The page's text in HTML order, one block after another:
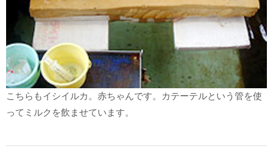
こちらもイシイルカ。赤ちゃんです。カテーテルという管を使
ってミルクを飲ませています。